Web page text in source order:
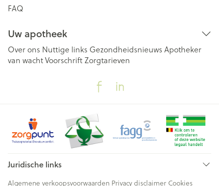
FAQ
Uw apotheek
Over ons Nuttige links Gezondheidsnieuws Apotheker
van wachtVoorschriftZorgtarieven
Juridische links
Algemene verkoopsvoorwaarden Privacy disclaimer Cookies